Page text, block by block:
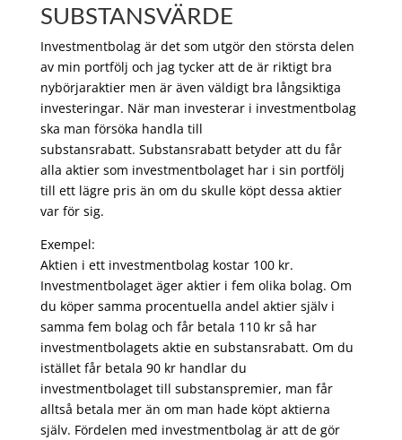
SUBSTANSVÄRDE
Investmentbolag är det som utgör den största delen
av min portfölj och jag tycker att de är riktigt bra
nybörjaraktier men är även väldigt bra långsiktiga
investeringar. När man investerar i investmentbolag
ska man försöka handla till
substansrabatt. Substansrabatt betyder att du får
alla aktier som investmentbolaget har i sin portfölj
till ett lägre pris än om du skulle köpt dessa aktier
var för sig.
Exempel:
Aktien i ett investmentbolag kostar 100 kr.
Investmentbolaget äger aktier i fem olika bolag. Om
du köper samma procentuella andel aktier själv i
samma fem bolag och får betala 110 kr så har
investmentbolagets aktie en substansrabatt. Om du
istället får betala 90 kr handlar du
investmentbolaget till substanspremier, man får
alltså betala mer än om man hade köpt aktierna
själv. Fördelen med investmentbolag är att de gör